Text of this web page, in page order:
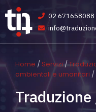
02 671658088
Home / Servizi/
ambientali e umanitari /